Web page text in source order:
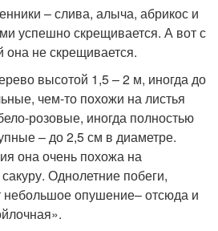
– слива, алыча, абрикос и
успешно скрещивается. А вот с
не скрещивается.
высотой 1,5 – 2 м, иногда до
чем-то похожи на листья
розовые, иногда полностью
– до 2,5 см в диаметре.
она очень похожа на
Однолетние побеги,
опушение– отсюда и